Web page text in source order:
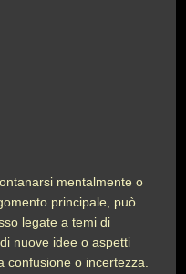
mentalmente o
principale, può
legate a temi di
nuove idee o aspetti
o incertezza.